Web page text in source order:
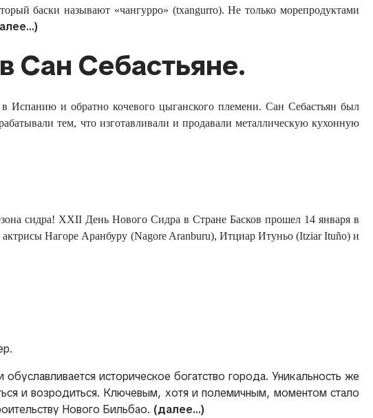
баски называют «чангурро» (txangurro). Не только морепродуктами
Сан Себастьяне.
и обратно кочевого цыганского племени. Сан Себастьян был
тем, что изготавливали и продавали металлическую кухонную
сидра! XXII День Нового Сидра в Стране Басков прошел 14 января в
Нагоре Аранбуру (Nagore Aranburu), Итциар Итуньо (Itziar Ituño) и
историческое богатство города. Уникальность же
и возродиться. Ключевым, хотя и полемичным, моментом стало
Нового Бильбао. (далее…)